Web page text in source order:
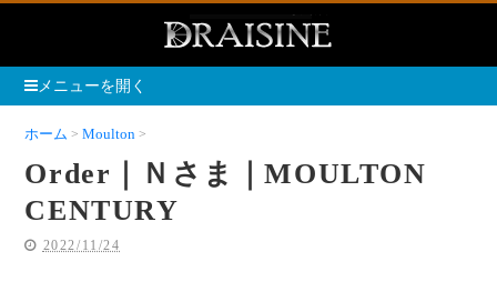
メニューを開く
ホーム Moulton
Order｜Ｎさま｜MOULTON
CENTURY
2022/11/24